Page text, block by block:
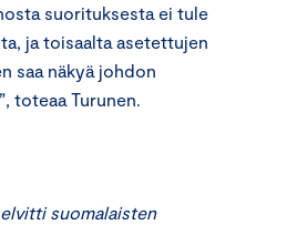
suorituksesta ei tule
ja toisaalta asetettujen
saa näkyä johdon
toteaa Turunen.
suomalaisten